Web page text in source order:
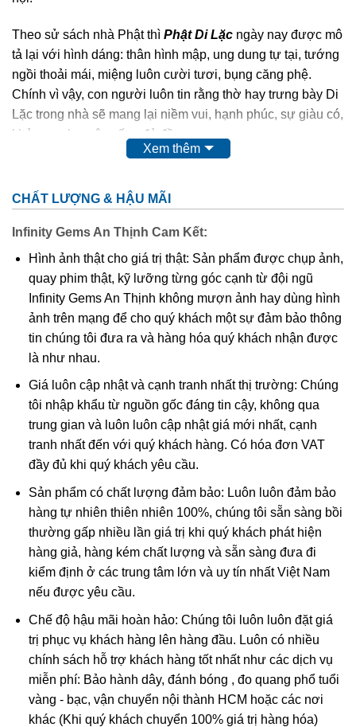
Theo sử sách nhà Phật thì Phật Di Lặc ngày nay được mô
tả lại với hình dáng: thân hình mập, ung dung tự tại, tướng
ngồi thoải mái, miệng luôn cười tươi, bụng căng phệ.
Chính vì vậy, con người luôn tin rằng thờ hay trưng bày Di
Lặc trong nhà sẽ mang lại niềm vui, hạnh phúc, sự giàu có,
khỏe mạnh, cuộc sống đủ đầy.
nghệ nhân điêu khắc nên Ngài cũng quý và sang không
kém như: các loại gỗ quý, đá quý,…
công ty, nơi công cộng thì hình ảnh Ngài cũng được điêu
khắc tinh xảo trên nền mặt dây chuyền. Điều này giúp
chúng ta có thể mang Phật bên mình mọi lúc mọi nơi để
phù hộ độ trì,…Và mặt dây chuyềnPhật Di Lặccũng được
nhiều tín đồ kể cả tín ngưỡng Phật hay không tín ngưỡng
đều ưa chuộng.
Xem thêm
CHẤT LƯỢNG & HẬU MÃI
Infinity Gems An Thịnh Cam Kết:
Hình ảnh thật cho giá trị thật: Sản phẩm được chụp ảnh,
quay phim thật, kỹ lưỡng từng góc cạnh từ đội ngũ
Infinity Gems An Thịnh không mượn ảnh hay dùng hình
ảnh trên mạng để cho quý khách một sự đảm bảo thông
tin chúng tôi đưa ra và hàng hóa quý khách nhận được
là như nhau.
Giá luôn cập nhật và cạnh tranh nhất thị trường: Chúng
tôi nhập khẩu từ nguồn gốc đáng tin cậy, không qua
trung gian và luôn luôn cập nhật giá mới nhất, cạnh
tranh nhất đến với quý khách hàng. Có hóa đơn VAT
đầy đủ khi quý khách yêu cầu.
Sản phẩm có chất lượng đảm bảo: Luôn luôn đảm bảo
hàng tự nhiên thiên nhiên 100%, chúng tôi sẵn sàng bồi
thường gấp nhiều lần giá trị khi quý khách phát hiện
hàng giả, hàng kém chất lượng và sẵn sàng đưa đi
kiểm định ở các trung tâm lớn và uy tín nhất Việt Nam
nếu được yêu cầu.
Chế độ hậu mãi hoàn hảo: Chúng tôi luôn luôn đặt giá
trị phục vụ khách hàng lên hàng đầu. Luôn có nhiều
chính sách hỗ trợ khách hàng tốt nhất như các dịch vụ
miễn phí: Bảo hành dây, đánh bóng , đo quang phổ tuổi
vàng - bạc, vận chuyển nội thành HCM hoặc các nơi
khác (Khi quý khách chuyển 100% giá trị hàng hóa)